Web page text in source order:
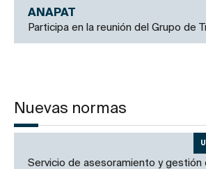
ANAPAT
Participa en la reunión del Grupo de
Nuevas normas
Servicio de asesoramiento y gestión